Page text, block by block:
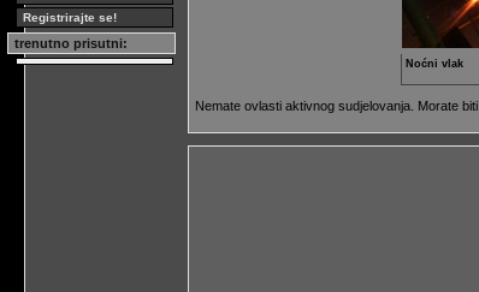
Registrirajte se!
trenutno prisutni:
Noćni vlak
Nemate ovlasti aktivnog sudjelovanja. Morate biti